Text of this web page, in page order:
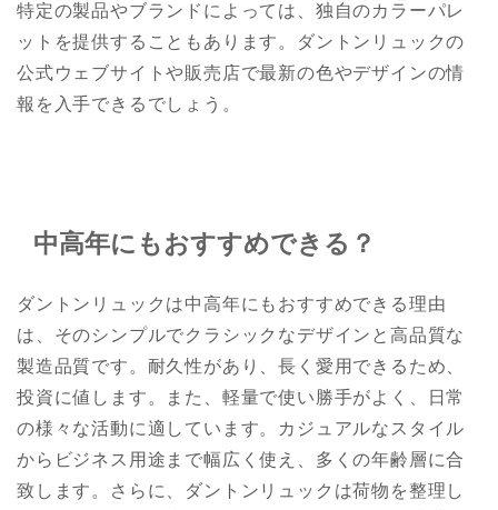
特定の製品やブランドによっては、独自のカラーパレ
ットを提供することもあります。ダントンリュックの
公式ウェブサイトや販売店で最新の色やデザインの情
報を入手できるでしょう。
中高年にもおすすめできる？
ダントンリュックは中高年にもおすすめできる理由
は、そのシンプルでクラシックなデザインと高品質な
製造品質です。耐久性があり、長く愛用できるため、
投資に値します。また、軽量で使い勝手がよく、日常
の様々な活動に適しています。カジュアルなスタイル
からビジネス用途まで幅広く使え、多くの年齢層に合
致します。さらに、ダントンリュックは荷物を整理し